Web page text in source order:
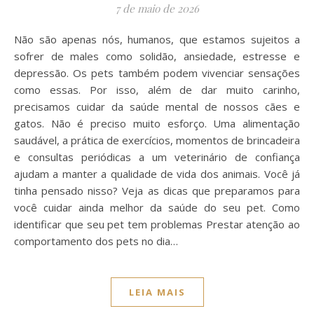
7 de maio de 2026
Não são apenas nós, humanos, que estamos sujeitos a
sofrer de males como solidão, ansiedade, estresse e
depressão. Os pets também podem vivenciar sensações
como essas. Por isso, além de dar muito carinho,
precisamos cuidar da saúde mental de nossos cães e
gatos. Não é preciso muito esforço. Uma alimentação
saudável, a prática de exercícios, momentos de brincadeira
e consultas periódicas a um veterinário de confiança
ajudam a manter a qualidade de vida dos animais. Você já
tinha pensado nisso? Veja as dicas que preparamos para
você cuidar ainda melhor da saúde do seu pet. Como
identificar que seu pet tem problemas Prestar atenção ao
comportamento dos pets no dia…
LEIA MAIS